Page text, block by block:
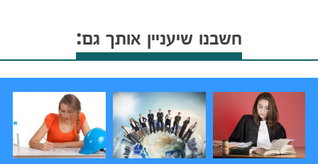
חשבנו שיעניין אותך גם: